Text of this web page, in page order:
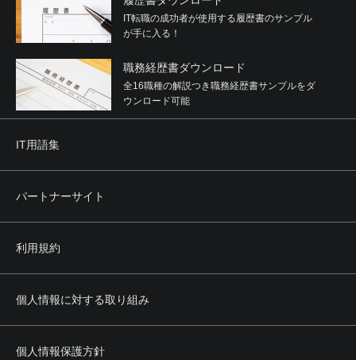
IT転職の成功者が使用する履歴書のサンプル
が手に入る！
職務経歴書ダウンロード
全16職種の解説つき職務経歴書サンプルをダ
ウンロード可能
IT用語集
パートナーサイト
利用規約
個人情報に対する取り組み
個人情報保護方針